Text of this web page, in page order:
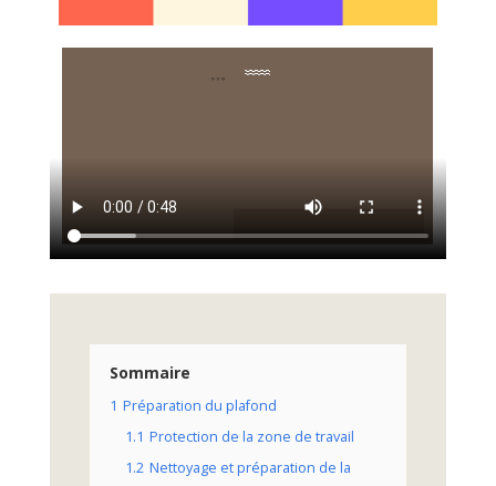
Sommaire
1 Préparation du plafond
1.1 Protection de la zone de travail
1.2 Nettoyage et préparation de la